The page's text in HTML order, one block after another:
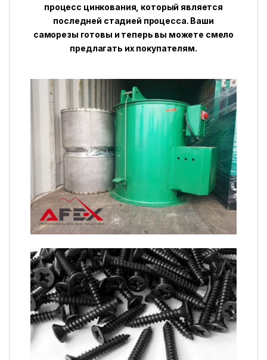
процесс цинкования, который является
последней стадией процесса. Ваши
саморезы готовы и теперь вы можете смело
предлагать их покупателям.